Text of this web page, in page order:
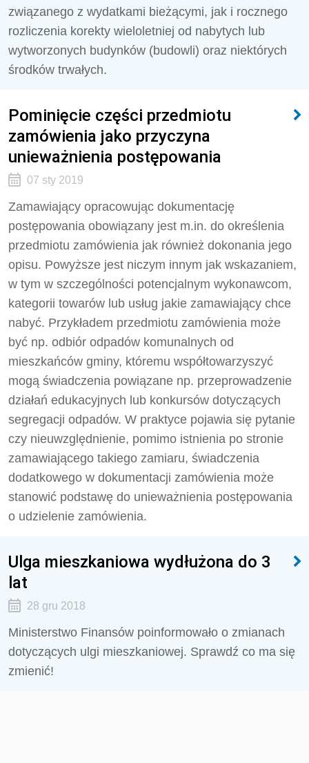
związanego z wydatkami bieżącymi, jak i rocznego
rozliczenia korekty wieloletniej od nabytych lub
wytworzonych budynków (budowli) oraz niektórych
środków trwałych.
Pominięcie części przedmiotu
zamówienia jako przyczyna
unieważnienia postępowania
07 sty 2019
Zamawiający opracowując dokumentację
postępowania obowiązany jest m.in. do określenia
przedmiotu zamówienia jak również dokonania jego
opisu. Powyższe jest niczym innym jak wskazaniem,
w tym w szczególności potencjalnym wykonawcom,
kategorii towarów lub usług jakie zamawiający chce
nabyć. Przykładem przedmiotu zamówienia może
być np. odbiór odpadów komunalnych od
mieszkańców gminy, któremu współtowarzyszyć
mogą świadczenia powiązane np. przeprowadzenie
działań edukacyjnych lub konkursów dotyczących
segregacji odpadów. W praktyce pojawia się pytanie
czy nieuwzględnienie, pomimo istnienia po stronie
zamawiającego takiego zamiaru, świadczenia
dodatkowego w dokumentacji zamówienia może
stanowić podstawę do unieważnienia postępowania
o udzielenie zamówienia.
Ulga mieszkaniowa wydłużona do 3
lat
28 gru 2018
Ministerstwo Finansów poinformowało o zmianach
dotyczących ulgi mieszkaniowej. Sprawdź co ma się
zmienić!